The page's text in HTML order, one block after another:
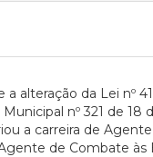
a alteração da Lei nº
nº 321 de 18
a carreira de
de Combate às